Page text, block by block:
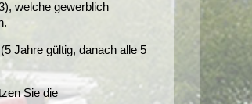
welche gewerblich
Jahre gültig, danach alle 5
Sie die